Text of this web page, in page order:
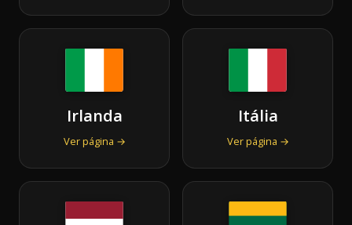
Irlanda
Ver página →
Itália
Ver página →